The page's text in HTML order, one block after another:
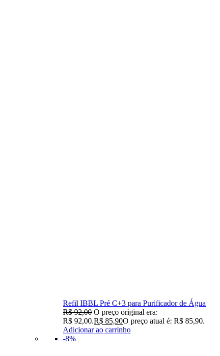
Refil IBBL Pré C+3 para Purificador de Água
R$92,00 O preço original era:
R$ 92,00.R$ 85,90O preço atual é: R$ 85,90.
Adicionar ao carrinho
-8%